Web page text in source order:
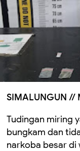
SIMALUNGUN //
Tudingan miring
bungkam dan
narkoba besar di